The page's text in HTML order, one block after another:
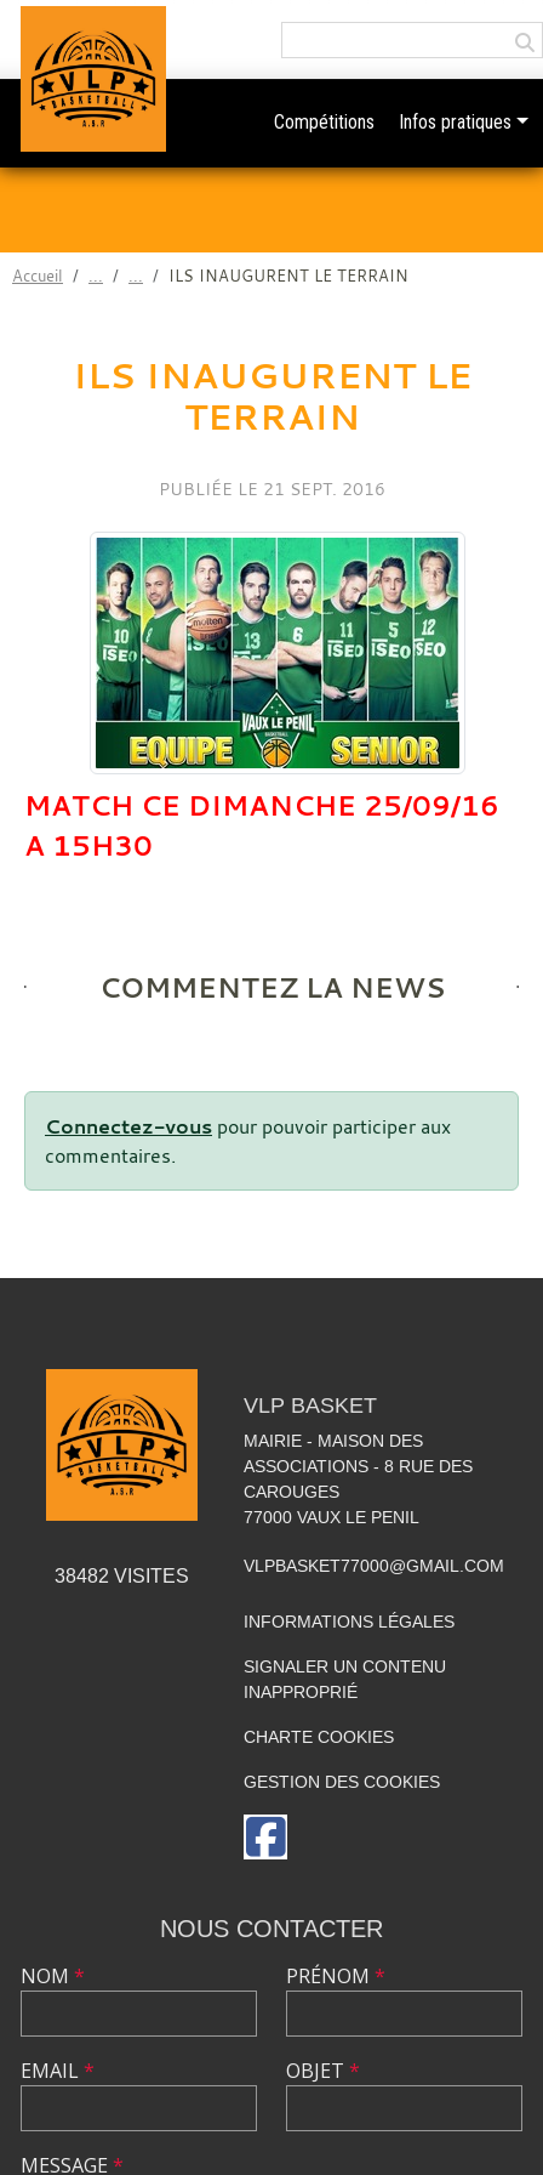
Accueil ILS INAUGURENT LE TERRAIN
ILS INAUGURENT LE
TERRAIN
PUBLIÉE LE 21 SEPT. 2016
MATCH CE DIMANCHE 25/09/16
A 15H30
COMMENTEZ LA NEWS
Connectez-vous pour pouvoir participer aux
commentaires.
Compétitions Infos pratiques
38482 VISITES
VLP BASKET
MAIRIE - MAISON DES
ASSOCIATIONS - 8 RUE DES
CAROUGES
77000 VAUX LE PENIL
VLPBASKET77000@GMAIL.COM
INFORMATIONS LÉGALES
SIGNALER UN CONTENU
INAPPROPRIÉ
CHARTE COOKIES
GESTION DES COOKIES
NOUS CONTACTER
NOM *
EMAIL*
PRÉNOM *
OBJET *
MESSAGE *
Panneau de gestion des cookies